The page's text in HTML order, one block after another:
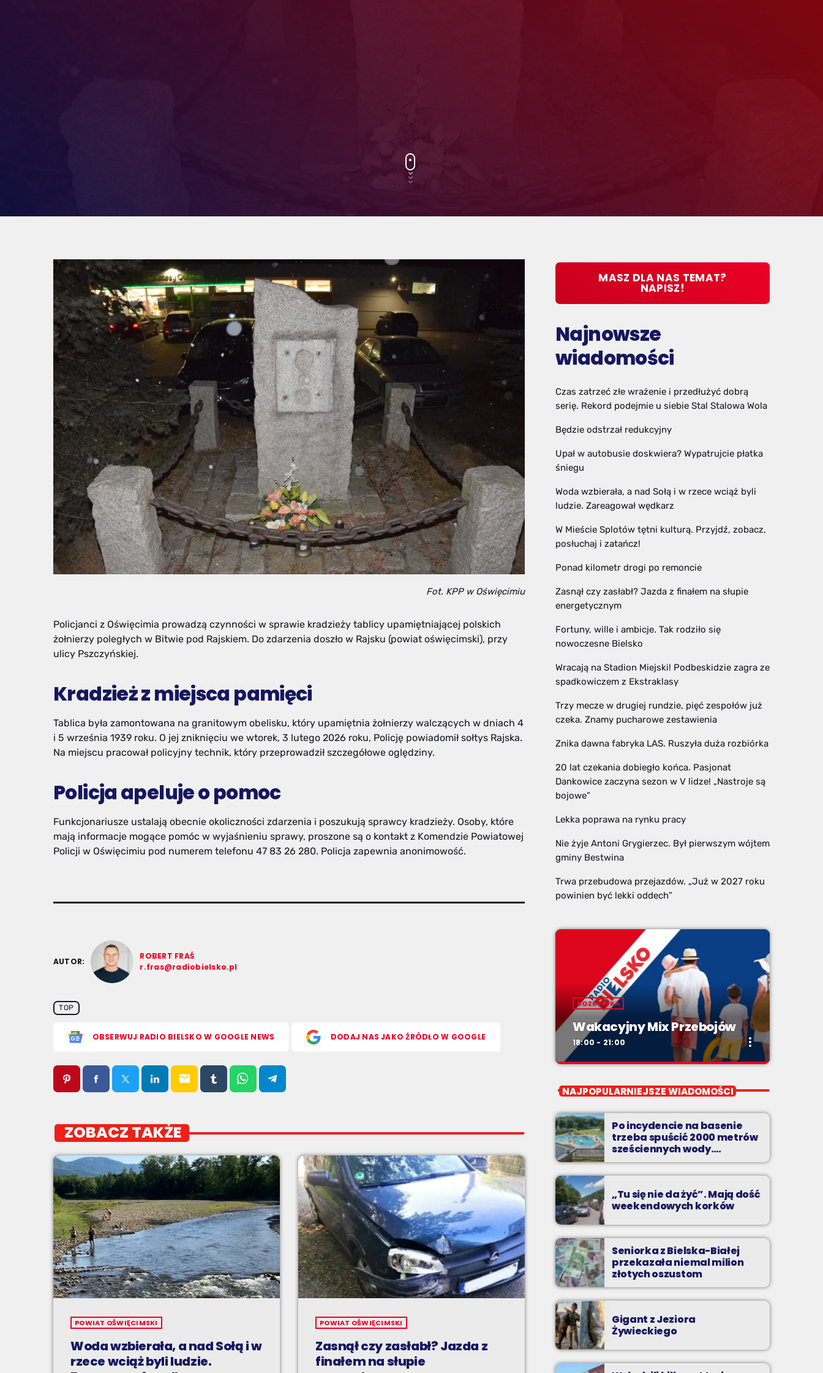
Fot. KPP w Oświęcimiu
Policjanci z Oświęcimia prowadzą czynności w sprawie kradzieży tablicy upamiętniającej polskich
żołnierzy poległych w Bitwie pod Rajskiem. Do zdarzenia doszło w Rajsku (powiat oświęcimski), przy
ulicy Pszczyńskiej.
Kradzież z miejsca pamięci
Tablica była zamontowana na granitowym obelisku, który upamiętnia żołnierzy walczących w dniach 4
i 5 września 1939 roku. O jej zniknięciu we wtorek, 3 lutego 2026 roku, Policję powiadomił sołtys Rajska.
Na miejscu pracował policyjny technik, który przeprowadził szczegółowe oględziny.
Policja apeluje o pomoc
Funkcjonariusze ustalają obecnie okoliczności zdarzenia i poszukują sprawcy kradzieży. Osoby, które
mają informacje mogące pomóc w wyjaśnieniu sprawy, proszone są o kontakt z Komendzie Powiatowej
Policji w Oświęcimiu pod numerem telefonu 47 83 26 280. Policja zapewnia anonimowość.
AUTOR:
ROBERT FRAŚ
r.fras@radiobielsko.pl
TOP
OBSERWUJ RADIO BIELSKO W GOOGLE NEWS DODAJ NAS JAKO ŹRÓDŁO W GOOGLE
email
ZOBACZ TAKŻE
POWIAT OŚWIĘCIMSKI
Woda wzbierała, a nad Sołą i w
rzece wciąż byli ludzie.
POWIAT OŚWIĘCIMSKI
Zasnął czy zasłabł? Jazda z
finałem na słupie
MASZ DLA NAS TEMAT?
NAPISZ!
Najnowsze
wiadomości
Czas zatrzeć złe wrażenie i przedłużyć dobrą
serię. Rekord podejmie u siebie Stal Stalowa Wola
Będzie odstrzał redukcyjny
Upał w autobusie doskwiera? Wypatrujcie płatka
śniegu
Woda wzbierała, a nad Sołą i w rzece wciąż byli
ludzie. Zareagował wędkarz
W Mieście Splotów tętni kulturą. Przyjdź, zobacz,
posłuchaj i zatańcz!
Ponad kilometr drogi po remoncie
Zasnął czy zasłabł? Jazda z finałem na słupie
energetycznym
Fortuny, wille i ambicje. Tak rodziło się
nowoczesne Bielsko
Wracają na Stadion Miejski! Podbeskidzie zagra ze
spadkowiczem z Ekstraklasy
Trzy mecze w drugiej rundzie, pięć zespołów już
czeka. Znamy pucharowe zestawienia
Znika dawna fabryka LAS. Ruszyła duża rozbiórka
20 lat czekania dobiegło końca. Pasjonat
Dankowice zaczyna sezon w V lidze! „Nastroje są
bojowe”
Lekka poprawa na rynku pracy
Nie żyje Antoni Grygierzec. Był pierwszym wójtem
gminy Bestwina
Trwa przebudowa przejazdów. „Już w 2027 roku
powinien być lekki oddech”
ROZRYWKA
Wakacyjny Mix Przebojów
18:00 - 21:00 more_vert
Wakacyjny Mix Przebojów
to najgorętsze hity lata, muzyczne plażowe
perełki, wspomnienia letnich przebojów,
nowości i premiery oraz Wasze pozdrowienia
z wakacji!
NAJPOPULARNIEJSZE WIADOMOŚCI
Po incydencie na basenie
trzeba spuścić 2000 metrów
sześciennych wody.
„Ogromne koszty i ogromna
praca”
„Tu się nie da żyć”. Mają dość
weekendowych korków
Seniorka z Bielska-Białej
przekazała niemal milion
złotych oszustom
Gigant z Jeziora
Żywieckiego